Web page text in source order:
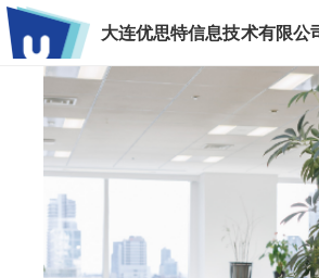
大连优思特信息技术有限公